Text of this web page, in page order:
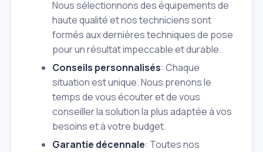
Nous sélectionnons des équipements de
haute qualité et nos techniciens sont
formés aux dernières techniques de pose
pour un résultat impeccable et durable.
Conseils personnalisés: Chaque
situation est unique. Nous prenons le
temps de vous écouter et de vous
conseiller la solution la plus adaptée à vos
besoins et à votre budget.
Garantie décennale: Toutes nos